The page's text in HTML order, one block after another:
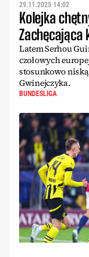
29.11.2025 14:02
Kolejka
Zachęcająca
Latem Serhou
czołowych
stosunkowo
Gwinejczyka.
BUNDESLIGA